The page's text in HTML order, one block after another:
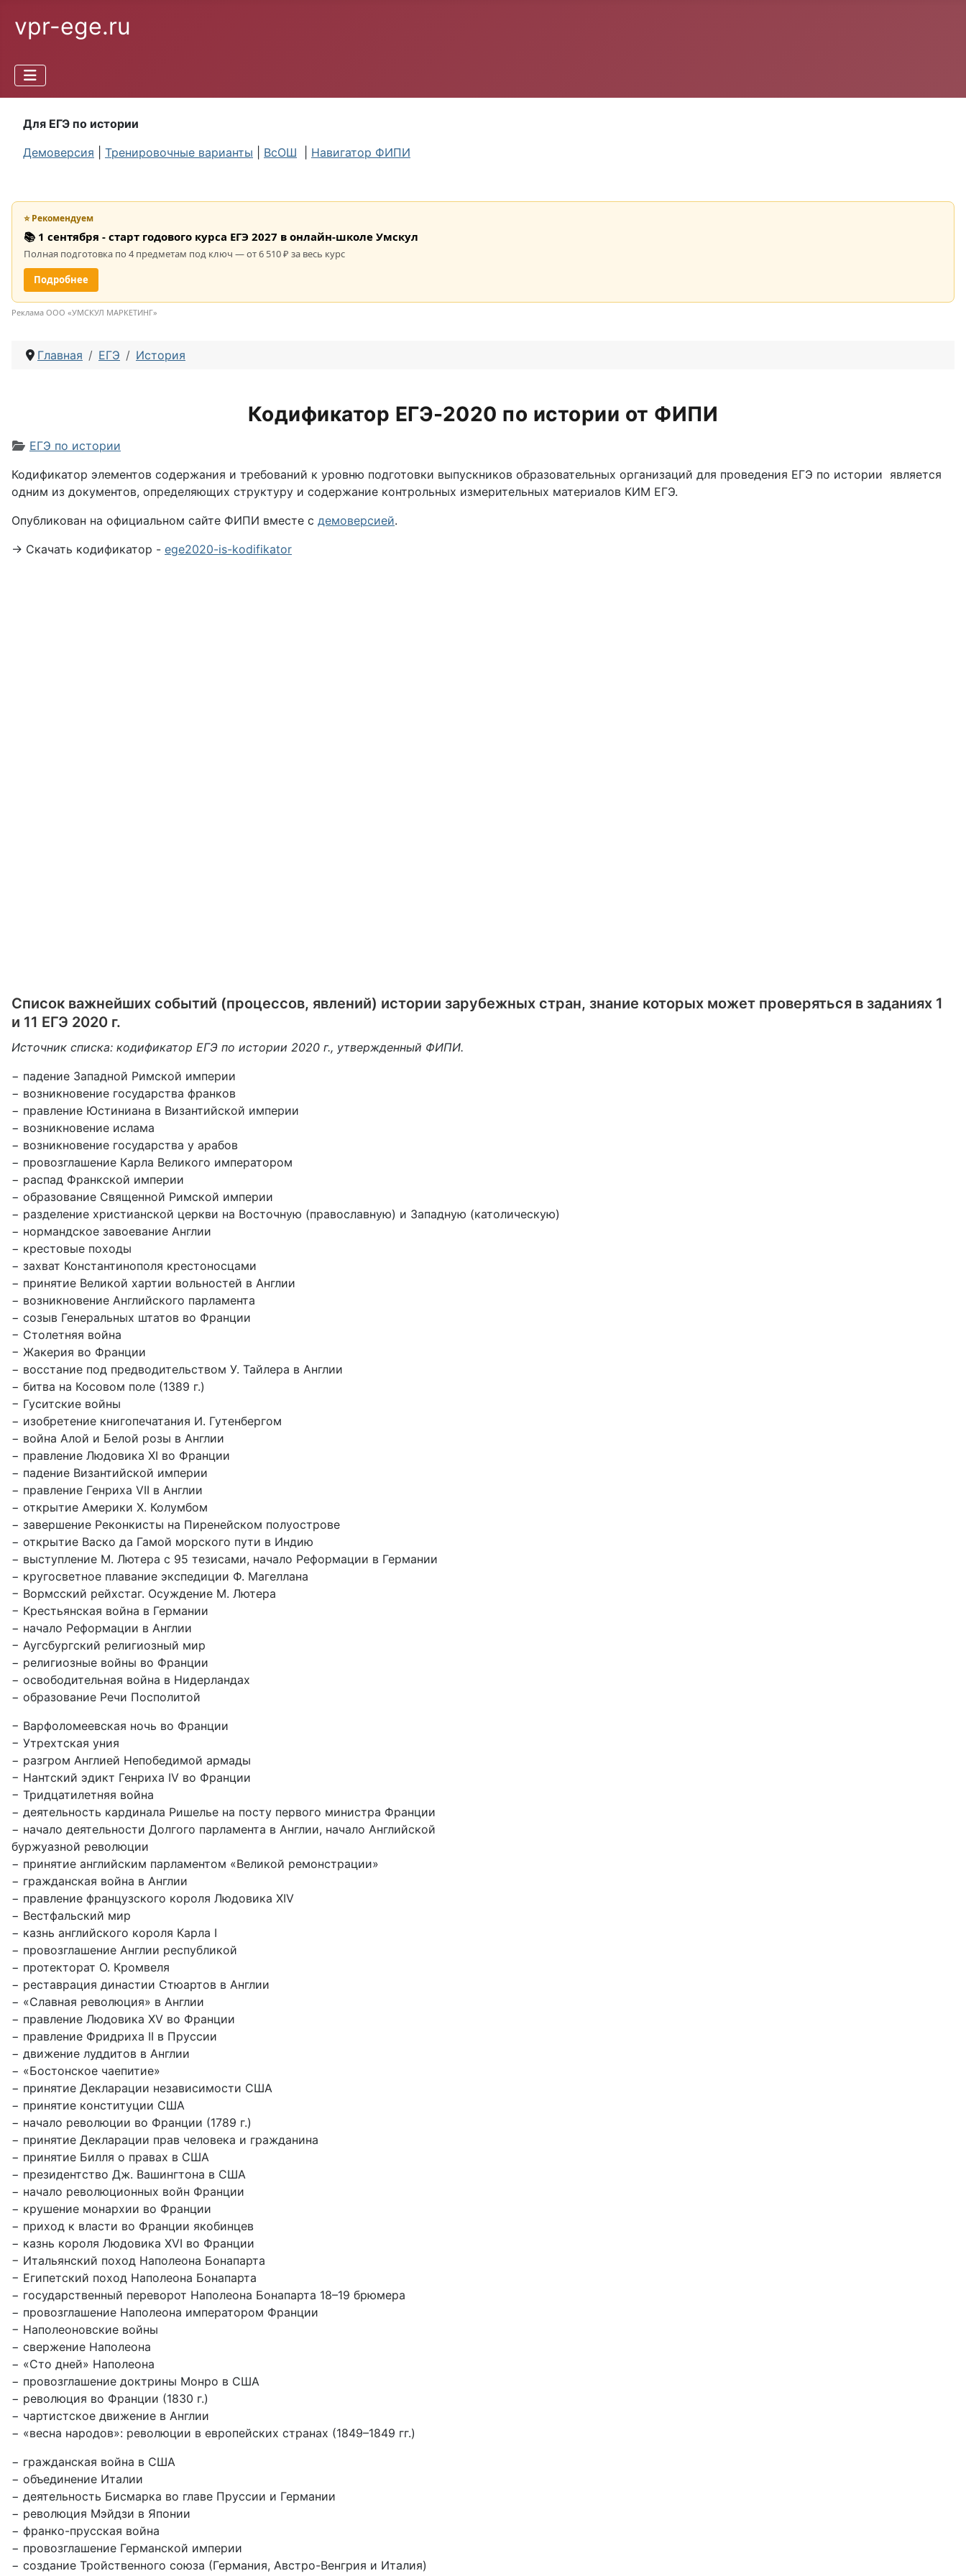
vpr-ege.ru
Для ЕГЭ по истории
Демоверсия
Тренировочные варианты ВсОШ Навигатор ФИПИ
⭐ Рекомендуем
📚 1 сентября - старт годового курса ЕГЭ 2027 в онлайн-школе Умскул
Полная подготовка по 4 предметам под ключ — от 6 510 ₽ за весь курс
Подробнее
Реклама ООО «УМСКУЛ МАРКЕТИНГ»
Главная ЕГЭ История
Кодификатор ЕГЭ-2020 по истории от ФИПИ
Информация о материале
ЕГЭ по истории
Кодификатор элементов содержания и требований к уровню подготовки выпускников образовательных организаций для проведения ЕГЭ по истории является
одним из документов, определяющих структуру и содержание контрольных измерительных материалов КИМ ЕГЭ.
Опубликован на официальном сайте ФИПИ вместе с демоверсией.
→ Скачать кодификатор - ege2020-is-kodifikator
Список важнейших событий (процессов, явлений) истории зарубежных стран, знание которых может проверяться в заданиях 1
и 11 ЕГЭ 2020 г.
Источник списка: кодификатор ЕГЭ по истории 2020 г., утвержденный ФИПИ.
− падение Западной Римской империи
− возникновение государства франков
− правление Юстиниана в Византийской империи
− возникновение ислама
− возникновение государства у арабов
− провозглашение Карла Великого императором
− распад Франкской империи
− образование Священной Римской империи
− разделение христианской церкви на Восточную (православную) и Западную (католическую)
− нормандское завоевание Англии
− крестовые походы
− захват Константинополя крестоносцами
− принятие Великой хартии вольностей в Англии
− возникновение Английского парламента
− созыв Генеральных штатов во Франции
− Столетняя война
− Жакерия во Франции
− восстание под предводительством У. Тайлера в Англии
− битва на Косовом поле (1389 г.)
− Гуситские войны
− изобретение книгопечатания И. Гутенбергом
− война Алой и Белой розы в Англии
− правление Людовика XI во Франции
− падение Византийской империи
− правление Генриха VII в Англии
− открытие Америки Х. Колумбом
− завершение Реконкисты на Пиренейском полуострове
− открытие Васко да Гамой морского пути в Индию
− выступление М. Лютера с 95 тезисами, начало Реформации в Германии
− кругосветное плавание экспедиции Ф. Магеллана
− Вормсский рейхстаг. Осуждение М. Лютера
− Крестьянская война в Германии
− начало Реформации в Англии
− Аугсбургский религиозный мир
− религиозные войны во Франции
− освободительная война в Нидерландах
− образование Речи Посполитой
− Варфоломеевская ночь во Франции
− Утрехтская уния
− разгром Англией Непобедимой армады
− Нантский эдикт Генриха IV во Франции
− Тридцатилетняя война
− деятельность кардинала Ришелье на посту первого министра Франции
− начало деятельности Долгого парламента в Англии, начало Английской
буржуазной революции
− принятие английским парламентом «Великой ремонстрации»
− гражданская война в Англии
− правление французского короля Людовика XIV
− Вестфальский мир
− казнь английского короля Карла I
− провозглашение Англии республикой
− протекторат О. Кромвеля
− реставрация династии Стюартов в Англии
− «Славная революция» в Англии
− правление Людовика XV во Франции
− правление Фридриха II в Пруссии
− движение луддитов в Англии
− «Бостонское чаепитие»
− принятие Декларации независимости США
− принятие конституции США
− начало революции во Франции (1789 г.)
− принятие Декларации прав человека и гражданина
− принятие Билля о правах в США
− президентство Дж. Вашингтона в США
− начало революционных войн Франции
− крушение монархии во Франции
− приход к власти во Франции якобинцев
− казнь короля Людовика XVI во Франции
− Итальянский поход Наполеона Бонапарта
− Египетский поход Наполеона Бонапарта
− государственный переворот Наполеона Бонапарта 18–19 брюмера
− провозглашение Наполеона императором Франции
− Наполеоновские войны
− свержение Наполеона
− «Сто дней» Наполеона
− провозглашение доктрины Монро в США
− революция во Франции (1830 г.)
− чартистское движение в Англии
− «весна народов»: революции в европейских странах (1849–1849 гг.)
− гражданская война в США
− объединение Италии
− деятельность Бисмарка во главе Пруссии и Германии
− революция Мэйдзи в Японии
− франко-прусская война
− провозглашение Германской империи
− создание Тройственного союза (Германия, Австро-Венгрия и Италия)